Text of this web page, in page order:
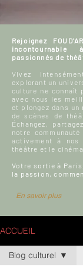
Rejoignez
passionnés de
Vivez
explorant un
culture ne connaît
avec nous les
et plongez dans
de scènes de
Échangez,
notre
activement à nos
théâtre et le cinéma.
Votre sortie à
la passion,
En savoir plus
ACCUEIL
Blog culturel